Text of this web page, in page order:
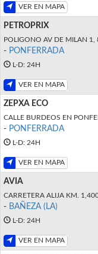
VER EN MAPA
PETROPRIX
POLIGONO AV DE MILAN 1,
- PONFERRADA
L-D: 24H
VER EN MAPA
ZEPXA ECO
CALLE BURDEOS EN
- PONFERRADA
L-D: 24H
VER EN MAPA
AVIA
CARRETERA ALIJA KM.
- BAÑEZA (LA)
L-D: 24H
VER EN MAPA